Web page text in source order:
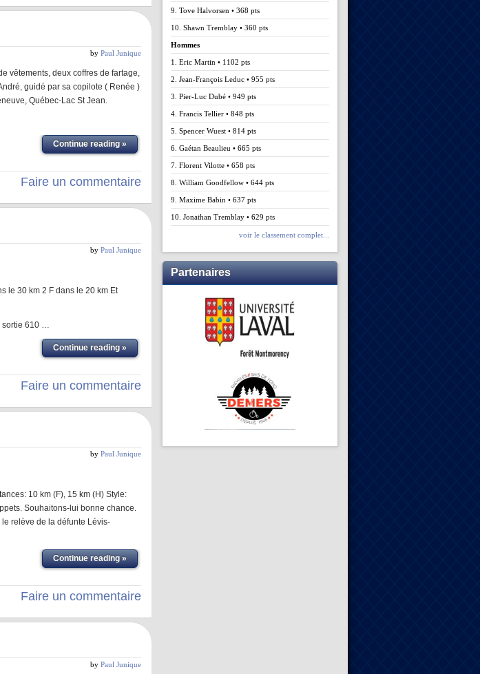
by Paul Junique
vêtements, deux coffres de fartage,
guidé par sa copilote ( Renée )
Québec-Lac St Jean.
Continue reading »
Faire un commentaire
by Paul Junique
le 30 km 2 F dans le 20 km Et
sortie 610 …
Continue reading »
Faire un commentaire
by Paul Junique
10 km (F), 15 km (H) Style:
Souhaitons-lui bonne chance.
relève de la défunte Lévis-
Continue reading »
Faire un commentaire
by Paul Junique
9. Tove Halvorsen • 368 pts
10. Shawn Tremblay • 360 pts
Hommes
1. Eric Martin • 1102 pts
2. Jean-François Leduc • 955 pts
3. Pier-Luc Dubé • 949 pts
4. Francis Tellier • 848 pts
5. Spencer Wuest • 814 pts
6. Gaétan Beaulieu • 665 pts
7. Florent Vilotte • 658 pts
8. William Goodfellow • 644 pts
9. Maxime Babin • 637 pts
10. Jonathan Tremblay • 629 pts
voir le classement complet...
Partenaires